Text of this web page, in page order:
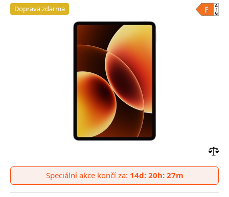
Doprava zdarma
do
Speciální akce končí za: 14d: 20h: 27m